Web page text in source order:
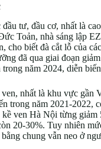
tư, đầu cơ, nhất là
Toản, nhà sáng lập
cho biết đà cắt lỗ của
đã qua giai đoạn
năm 2024, diễn
nhất là khu vực gần
trong năm 2021-2022,
ven Hà Nội từng
20-30%. Tuy nhiên
chung vẫn neo ở